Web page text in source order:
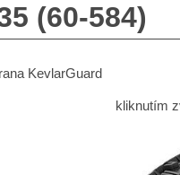
(60-584)
KevlarGuard
kliknutím